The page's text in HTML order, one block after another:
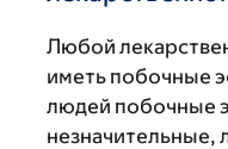
Любой
иметь побочные
людей побочные
незначительные,